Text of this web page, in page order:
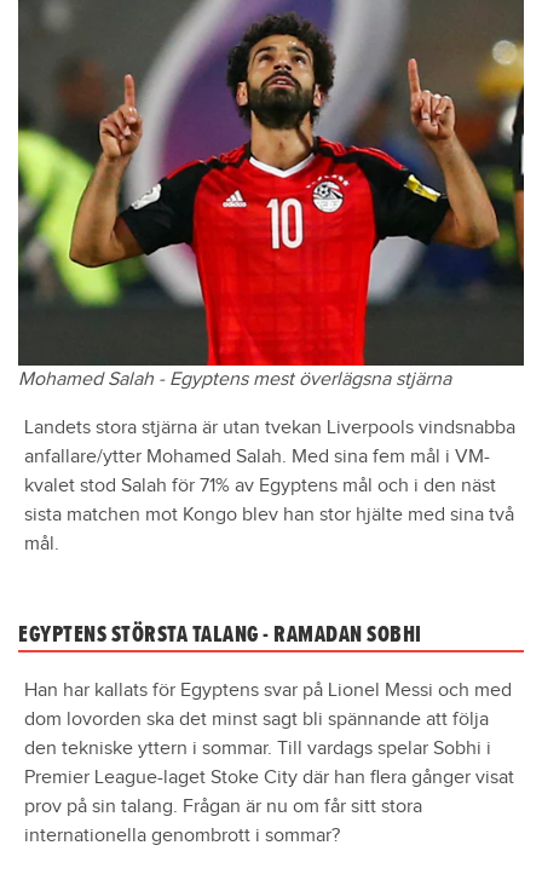
Mohamed Salah - Egyptens mest överlägsna stjärna
Landets stora stjärna är utan tvekan Liverpools vindsnabba
anfallare/ytter Mohamed Salah. Med sina fem mål i VM-
kvalet stod Salah för 71% av Egyptens mål och i den näst
sista matchen mot Kongo blev han stor hjälte med sina två
mål.
EGYPTENS STÖRSTA TALANG - RAMADAN SOBHI
Han har kallats för Egyptens svar på Lionel Messi och med
dom lovorden ska det minst sagt bli spännande att följa
den tekniske yttern i sommar. Till vardags spelar Sobhi i
Premier League-laget Stoke City där han flera gånger visat
prov på sin talang. Frågan är nu om får sitt stora
internationella genombrott i sommar?